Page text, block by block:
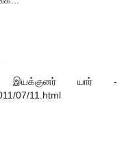
இயக்குனர் யார் -
07/11.html